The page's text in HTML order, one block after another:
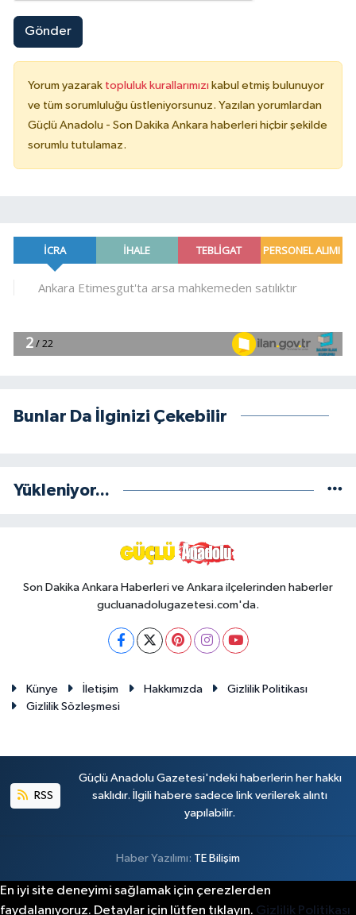
Gönder
Yorum yazarak topluluk kurallarımızı kabul etmiş bulunuyor
ve tüm sorumluluğu üstleniyorsunuz. Yazılan yorumlardan
Güçlü Anadolu - Son Dakika Ankara haberleri hiçbir şekilde
sorumlu tutulamaz.
Bunlar Da İlginizi Çekebilir
Yükleniyor...
Son Dakika Ankara Haberleri ve Ankara ilçelerinden haberler
gucluanadolugazetesi.com'da.
Künye İletişim Hakkımızda
Gizlilik Politikası
Gizlilik Sözleşmesi
RSS
Güçlü Anadolu Gazetesi'ndeki haberlerin her hakkı
saklıdır. İlgili habere sadece link verilerek alıntı
yapılabilir.
Haber Yazılımı: TE Bilişim
En iyi site deneyimi sağlamak için çerezlerden
faydalanıyoruz. Detaylar için lütfen tıklayın. Gizlilik Politikası